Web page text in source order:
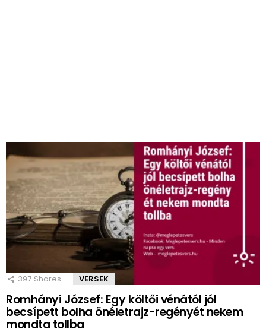
397 Shares VERSEK
Romhányi József: Egy költői vénától jól
becsípett bolha önéletrajz-regényét nekem
mondta tollba